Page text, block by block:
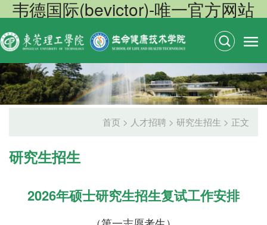
韦德国际(bevictor)-唯一官方网站
首页 > 人才招聘 > 研究生招生 > 正文
研究生招生
2026年硕士研究生招生复试工作安排